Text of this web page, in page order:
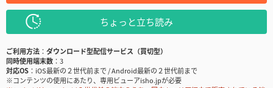
ちょっと立ち読み
ご利用方法
ダウンロード型配信サービス（買切型）
同時使用端末数
3
対応OS
iOS最新の２世代前まで / Android最新の２世代前まで
※コンテンツの使用にあたり、専用ビューアisho.jpが必要